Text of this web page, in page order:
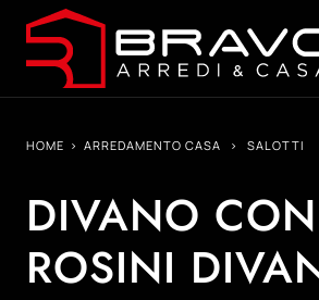
HOME > ARREDAMENTO CASA > SALOTTI
DIVANO
ROSINI